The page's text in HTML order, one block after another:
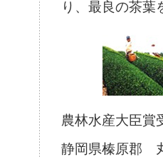
り、最良の茶葉
農林水産大臣賞
静岡県榛原郡